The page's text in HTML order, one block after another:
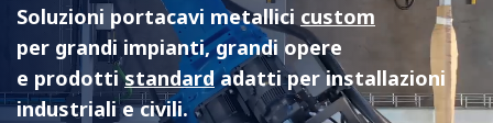
Soluzioni portacavi metallici custom
per grandi impianti, grandi opere
e prodottistandardadatti per installazioni
industriali e civili.